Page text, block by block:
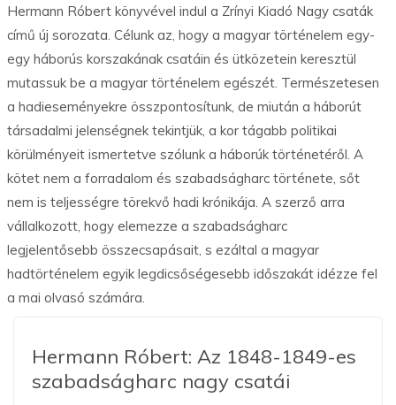
Hermann Róbert könyvével indul a Zrínyi Kiadó Nagy csaták
című új sorozata. Célunk az, hogy a magyar történelem egy-
egy háborús korszakának csatáin és ütközetein keresztül
mutassuk be a magyar történelem egészét. Természetesen
a hadieseményekre összpontosítunk, de miután a háborút
társadalmi jelenségnek tekintjük, a kor tágabb politikai
körülményeit ismertetve szólunk a háborúk történetéről. A
kötet nem a forradalom és szabadságharc története, sőt
nem is teljességre törekvő hadi krónikája. A szerző arra
vállalkozott, hogy elemezze a szabadságharc
legjelentősebb összecsapásait, s ezáltal a magyar
hadtörténelem egyik legdicsőségesebb időszakát idézze fel
a mai olvasó számára.
Hermann Róbert: Az 1848-1849-es
szabadságharc nagy csatái